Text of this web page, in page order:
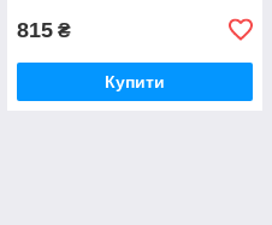
815 ₴
Купити